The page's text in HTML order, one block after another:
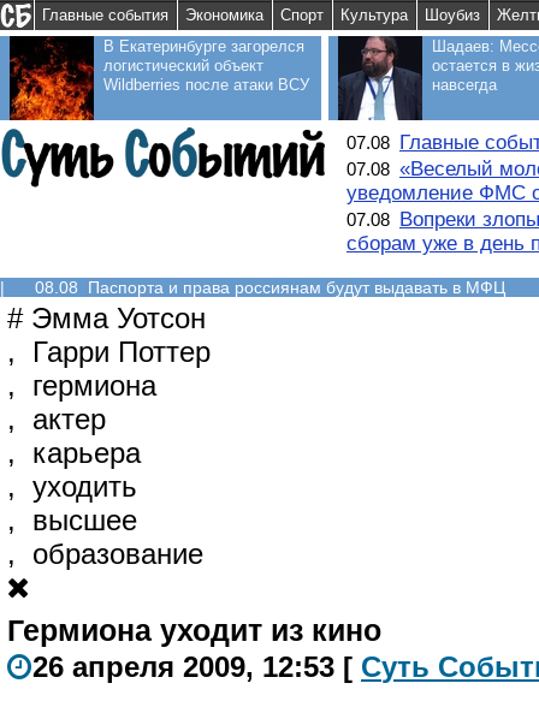
Главные события Экономика Спорт Культура Шоубиз
В Екатеринбурге загорелся
логистический объект
Wildberries после атаки ВСУ
Шадаев:
остается в
навсегда
07.08 Главные
07.08 «Веселый
уведомление ФМС
07.08 Вопреки
сборам уже в день
| 08.08 Паспорта и права россиянам будут выдавать в МФЦ
# Эмма Уотсон
, Гарри Поттер
, гермиона
, актер
, карьера
, уходить
, высшее
, образование
Гермиона уходит из кино
26 апреля 2009, 12:53 [ Суть Соб